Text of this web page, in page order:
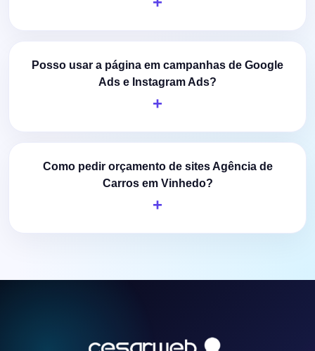
Posso usar a página em campanhas de Google
Ads e Instagram Ads?
Como pedir orçamento de sites Agência de
Carros em Vinhedo?